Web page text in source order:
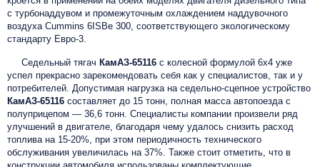
с турбонаддувом и промежуточным охлаждением наддувочного
воздуха Cummins 6ISBe 300, соответствующего экологическому
стандарту Евро-3.
Седельный тягач КамАЗ-65116 с колесной формулой 6х4 уже
успел прекрасно зарекомендовать себя как у специалистов, так и у
потребителей. Допустимая нагрузка на седельно-сцепное устройство
КамАЗ-65116 составляет до 15 тонн, полная масса автопоезда с
полуприцепом — 36,6 тонн. Специалисты компании произвели ряд
улучшений в двигателе, благодаря чему удалось снизить расход
топлива на 15-20%, при этом периодичность технического
обслуживания увеличилась на 37%. Также стоит отметить, что в